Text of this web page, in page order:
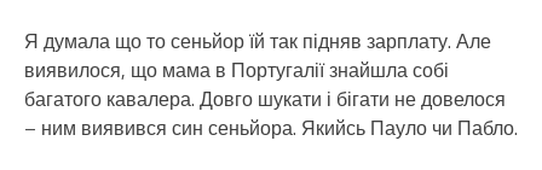
Я думала що то сеньйор їй так підняв зарплату. Але
виявилося, що мама в Португалії знайшла собі
багатого кавалера. Довго шукати і бігати не довелося
– ним виявився син сеньйора. Якийсь Пауло чи Пабло.